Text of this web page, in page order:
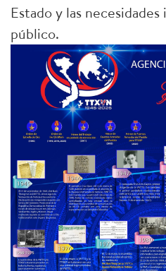
Estado y las
público.